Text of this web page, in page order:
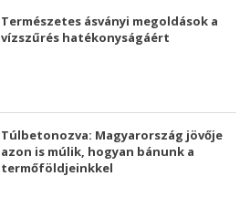
Természetes ásványi megoldások a
vízszűrés hatékonyságáért
Túlbetonozva: Magyarország jövője
azon is múlik, hogyan bánunk a
termőföldjeinkkel